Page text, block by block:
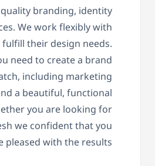
branding, identity
We work flexibly with
their design needs.
need to create a brand
including marketing
a beautiful, functional
you are looking for
we confident that you
pleased with the results.